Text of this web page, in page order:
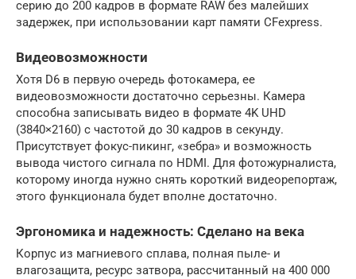
серию до 200 кадров в формате RAW без малейших
задержек, при использовании карт памяти CFexpress.
Видеовозможности
Хотя D6 в первую очередь фотокамера, ее
видеовозможности достаточно серьезны. Камера
способна записывать видео в формате 4K UHD
(3840×2160) с частотой до 30 кадров в секунду.
Присутствует фокус-пикинг, «зебра» и возможность
вывода чистого сигнала по HDMI. Для фотожурналиста,
которому иногда нужно снять короткий видеорепортаж,
этого функционала будет вполне достаточно.
Эргономика и надежность: Сделано на века
Корпус из магниевого сплава, полная пыле- и
влагозащита, ресурс затвора, рассчитанный на 400 000